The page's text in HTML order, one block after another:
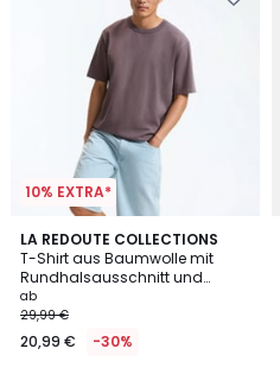
10% EXTRA*
LA REDOUTE COLLECTIONS
T-Shirt aus Baumwolle mit
Rundhalsausschnitt und
kurzen Ärmeln, stonewashed,
verwaschener Effekt
ab
29,99 €
20,99 € -30%
4,6
/ 5
2
Farben